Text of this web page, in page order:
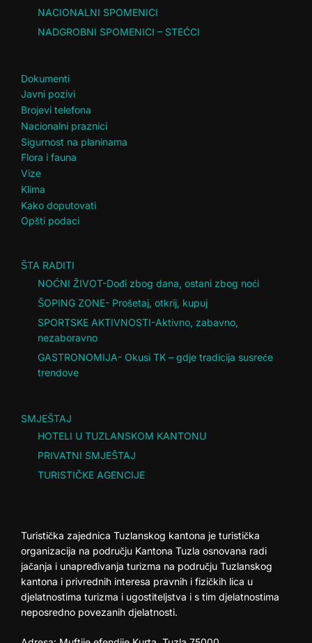
NACIONALNI SPOMENICI
NADGROBNI SPOMENICI – STEĆCI
Dokumenti
Javni pozivi
Brojevi telefona
Nacionalni praznici
Sigurnost na planinama
Flora i fauna
Vize
Klima
Kako doputovati
Opšti podaci
ŠTA RADITI
NOĆNI ŽIVOT-Dođi zbog dana, ostani zbog noći
ŠOPING ZONE- Prošetaj, otkrij, kupuj
SPORTSKE AKTIVNOSTI-Aktivno, zabavno,
nezaboravno
GASTRONOMIJA- Okusi TK – gdje tradicija susreće
trendove
SMJEŠTAJ
HOTELI U TUZLANSKOM KANTONU
PRIVATNI SMJEŠTAJ
TURISTIČKE AGENCIJE
Turistička zajednica Tuzlanskog kantona je turistička
organizacija na području Kantona Tuzla osnovana radi
jačanja i unapređivanja turizma na području Tuzlanskog
kantona i privrednih interesa pravnih i fizičkih lica u
djelatnostima turizma i ugostiteljstva i s tim djelatnostima
neposredno povezanih djelatnosti.